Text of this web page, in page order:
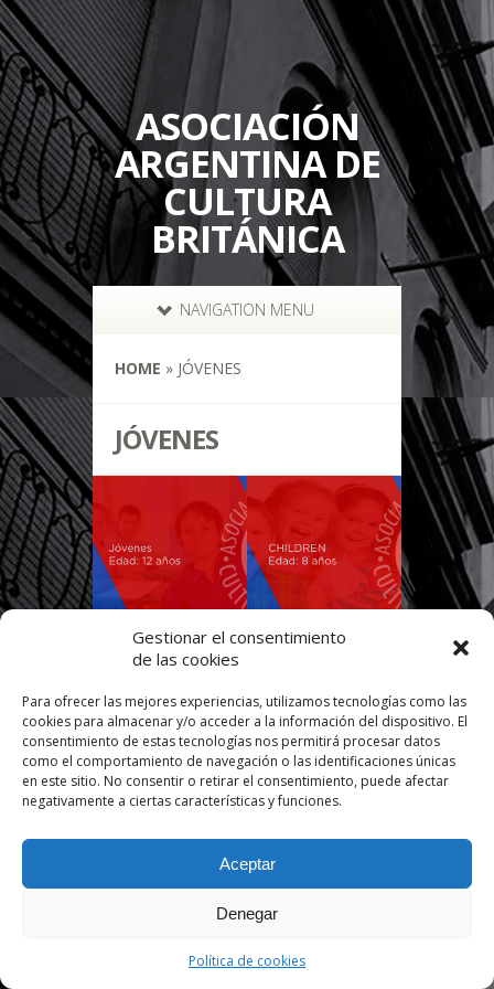
Gestionar el consentimiento
de las cookies
Para ofrecer las mejores experiencias, utilizamos tecnologías como las
cookies para almacenar y/o acceder a la información del dispositivo. El
consentimiento de estas tecnologías nos permitirá procesar datos
como el comportamiento de navegación o las identificaciones únicas
en este sitio. No consentir o retirar el consentimiento, puede afectar
negativamente a ciertas características y funciones.
Aceptar
Denegar
Política de cookies
ASOCIACIÓN
ARGENTINA DE
CULTURA
BRITÁNICA
NAVIGATION MENU
HOME » JÓVENES
JÓVENES
Diseñado por